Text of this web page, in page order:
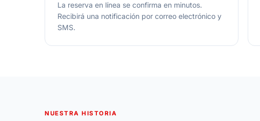
La reserva en línea se confirma en minutos.
Recibirá una notificación por correo electrónico y
SMS.
NUESTRA HISTORIA